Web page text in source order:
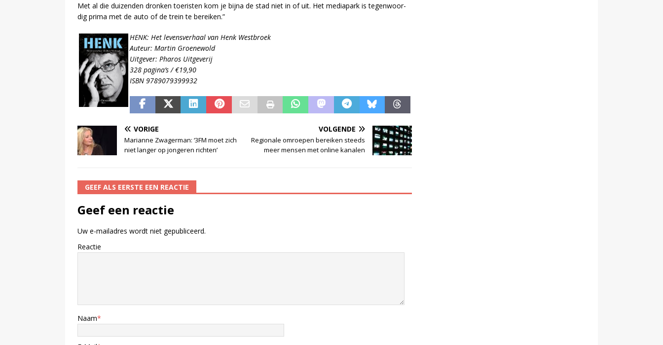
Met al die dui­zen­den dron­ken toe­ris­ten kom je bij­na de stad niet in of uit. Het me­dia­park is te­gen­woor­
dig pri­ma met de auto of de trein te be­rei­ken.”
HENK: Het levensverhaal van Henk Westbroek
Auteur: Martin Groenewold
Uitgever: Pharos Uitgeverij
328 pagina’s / €19,90
ISBN 9789079399932
VORIGE
Marianne Zwagerman: ‘3FM moet zich
niet langer op jongeren richten’
VOLGENDE
Regionale omroepen bereiken steeds
meer mensen met online kanalen
GEEF ALS EERSTE EEN REACTIE
Geef een reactie
Uw e-mailadres wordt niet gepubliceerd.
Reactie
Naam*